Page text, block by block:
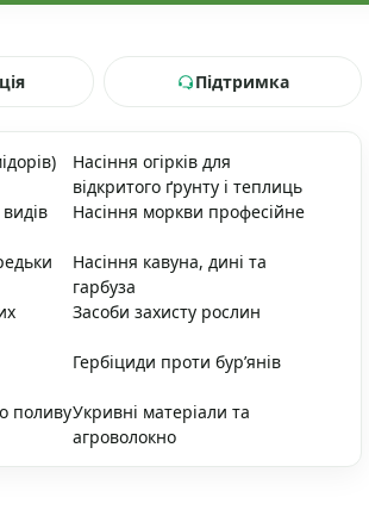
Підтримка
Насіння огірків для
відкритого ґрунту і теплиць
Насіння моркви професійне
Насіння кавуна, дині та
гарбуза
Засоби захисту рослин
Гербіциди проти бур’янів
поливуУкривні матеріали та
агроволокно